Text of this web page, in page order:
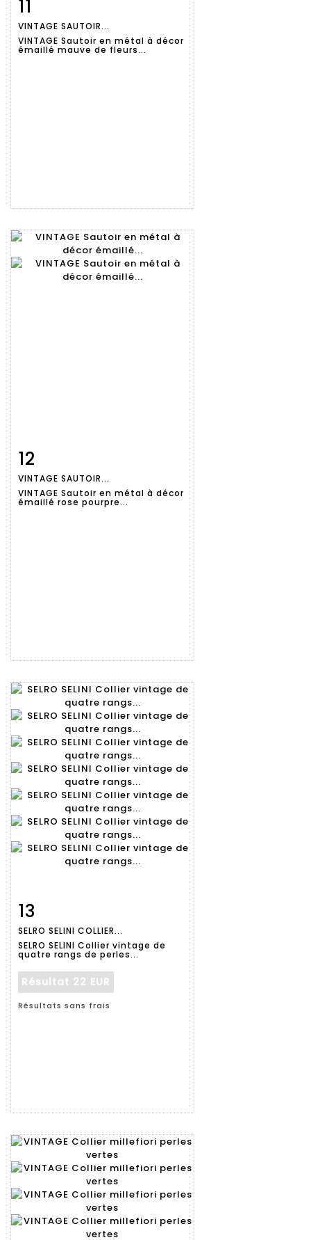
détaillée
11
VINTAGE SAUTOIR...
VINTAGE Sautoir en métal à décor
émaillé mauve de fleurs...
détaillée
12
VINTAGE SAUTOIR...
VINTAGE Sautoir en métal à décor
émaillé rose pourpre...
détaillée
13
SELRO SELINI COLLIER...
SELRO SELINI Collier vintage de
quatre rangs de perles...
Résultat 22 EUR
Résultats sans frais